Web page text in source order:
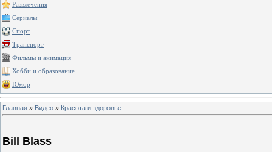
Развлечения
Сериалы
Спорт
Транспорт
Фильмы и анимация
Хобби и образование
Юмор
Главная » Видео » Красота и здоровье
Bill Blass